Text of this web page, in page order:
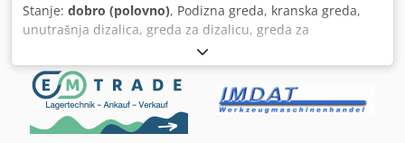
Stanje: dobro (polovno), Podizna greda, kranska greda,
unutrašnja dizalica, greda za dizalicu, greda za
opterećenje, greda za teške uslove rada, srce za kransku
gredu -Kardanski zglob: za kransku gredu Crjdpfxev Hnags
Aqwof .: 1045 2761 G-12-02-02 -Držač: Ø 60 mm, razmak
rupa 220 mm -Merenja: pogledajte fotografije - Količina: 4
komada na raspolaganju -Cena: po komadu - Transportne